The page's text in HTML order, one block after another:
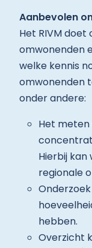
Aanbevolen
Het RIVM
omwonenden
welke kennis
omwonenden
onder andere:
Het
Hierbij
regionale
hebben.
Overzicht